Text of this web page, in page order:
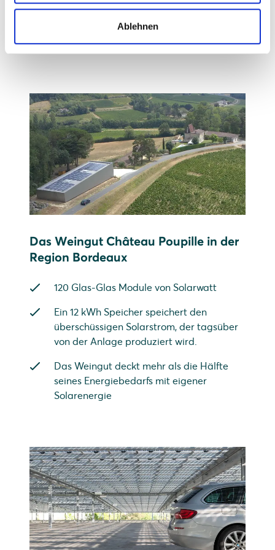
Ablehnen
Prognose: 615.000 kWh Strom pro Jahr,
das entspricht etwa dem Jahresverbrauch
von 205 Drei-Personen-Haushalten
Das Weingut Château Poupille in der
Region Bordeaux
120 Glas-Glas Module von Solarwatt
Ein 12 kWh Speicher speichert den
überschüssigen Solarstrom, der tagsüber
von der Anlage produziert wird.
Das Weingut deckt mehr als die Hälfte
seines Energiebedarfs mit eigener
Solarenergie